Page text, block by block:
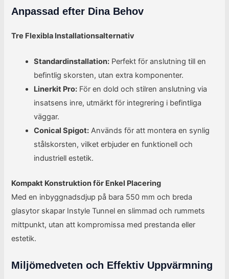
Anpassad efter Dina Behov
Tre Flexibla Installationsalternativ
Standardinstallation: Perfekt för anslutning till en
befintlig skorsten, utan extra komponenter.
Linerkit Pro: För en dold och stilren anslutning via
insatsens inre, utmärkt för integrering i befintliga
väggar.
Conical Spigot: Används för att montera en synlig
stålskorsten, vilket erbjuder en funktionell och
industriell estetik.
Kompakt Konstruktion för Enkel Placering
Med en inbyggnadsdjup på bara 550 mm och breda
glasytor skapar Instyle Tunnel en slimmad och rummets
mittpunkt, utan att kompromissa med prestanda eller
estetik.
Miljömedveten och Effektiv Uppvärmning